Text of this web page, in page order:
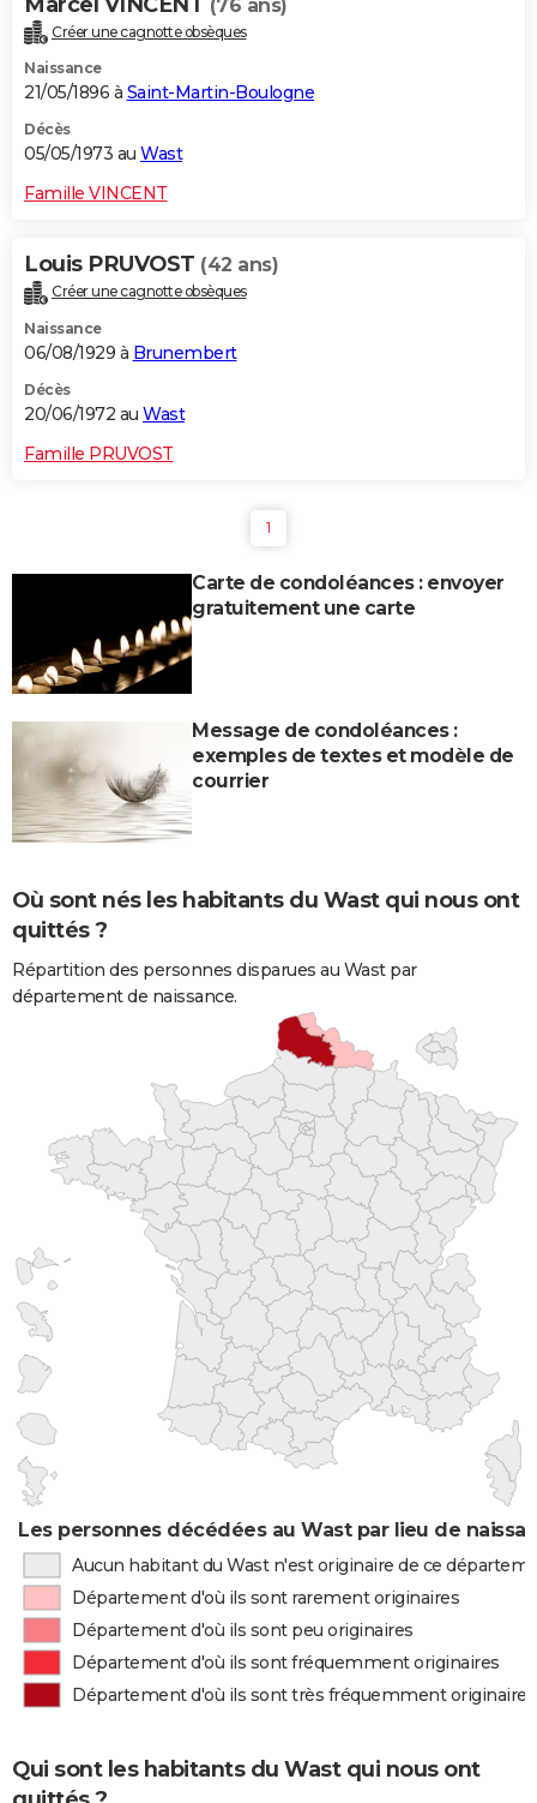
(76 ans)
Créer une cagnotte obsèques
Naissance
21/05/1896 à Saint-Martin-Boulogne
Décès
05/05/1973 au Wast
Famille VINCENT
Louis PRUVOST (42 ans)
Créer une cagnotte obsèques
Naissance
06/08/1929 à Brunembert
Décès
20/06/1972 au Wast
Famille PRUVOST
1
Carte de condoléances : envoyer
gratuitement une carte
Message de condoléances :
exemples de textes et modèle de
courrier
Où sont nés les habitants du Wast qui nous ont
quittés ?
Répartition des personnes disparues au Wast par
département de naissance.
Les personnes décédées au Wast par lieu de
Aucun habitant du Wast n'est originaire de ce
Département d'où ils sont rarement originaires
Département d'où ils sont peu originaires
Département d'où ils sont fréquemment originaires
Département d'où ils sont très fréquemment originaires
Qui sont les habitants du Wast qui nous ont